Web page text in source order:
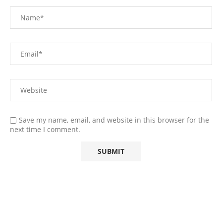
Save my name, email, and website in this browser for the
next time I comment.